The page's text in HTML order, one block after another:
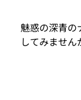
魅惑の深青の
してみません